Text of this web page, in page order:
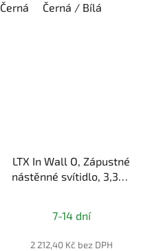
Černá Černá / Bílá
LTX In Wall O, Zápustné
nástěnné svítidlo, 3,3W,
7-14 dní
2 212,40 Kč bez DPH